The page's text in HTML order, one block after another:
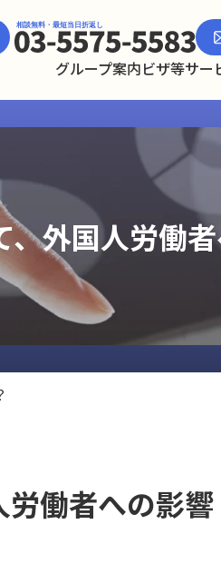
グループ案内ビザ等サー
外国人労働
働者への影響